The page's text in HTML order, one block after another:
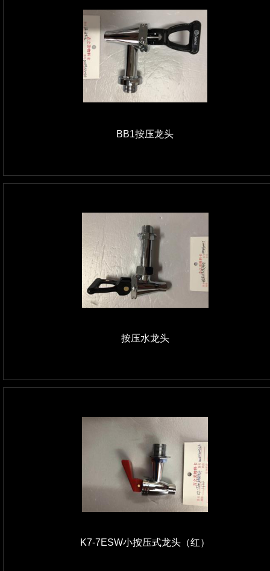
BB1按压龙头
按压水龙头
K7-7ESW小按压式龙头（红）